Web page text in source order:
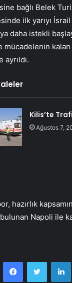
bağlı Belek
ilk yarıyı
daha istekli
mücadelenin kalan
ayrıldı.
Kilis’te
Ağustos 7,
hazırlık
Napoli ile
FacebookTwitter